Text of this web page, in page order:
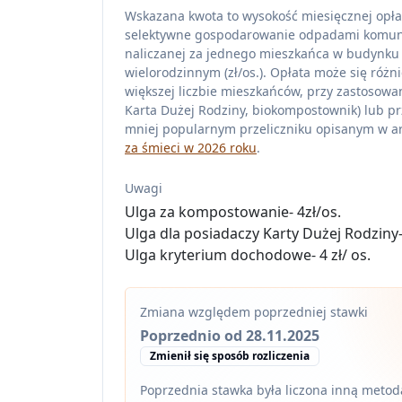
Wskazana kwota to wysokość miesięcznej
selektywne gospodarowanie odpadami
naliczanej za jednego mieszkańca w budynku
wielorodzinnym (zł/os.). Opłata może się
większej liczbie mieszkańców, przy
Karta Dużej Rodziny, biokompostownik) lub
mniej popularnym przeliczniku opisanym w
za śmieci w 2026 roku.
Uwagi
Ulga za kompostowanie- 4zł/os.
Ulga dla posiadaczy Karty Dużej
Ulga kryterium dochodowe- 4 zł/ os.
Zmiana względem poprzedniej stawki
Poprzednio od 28.11.2025
Zmienił się sposób rozliczenia
Poprzednia stawka była liczona inną